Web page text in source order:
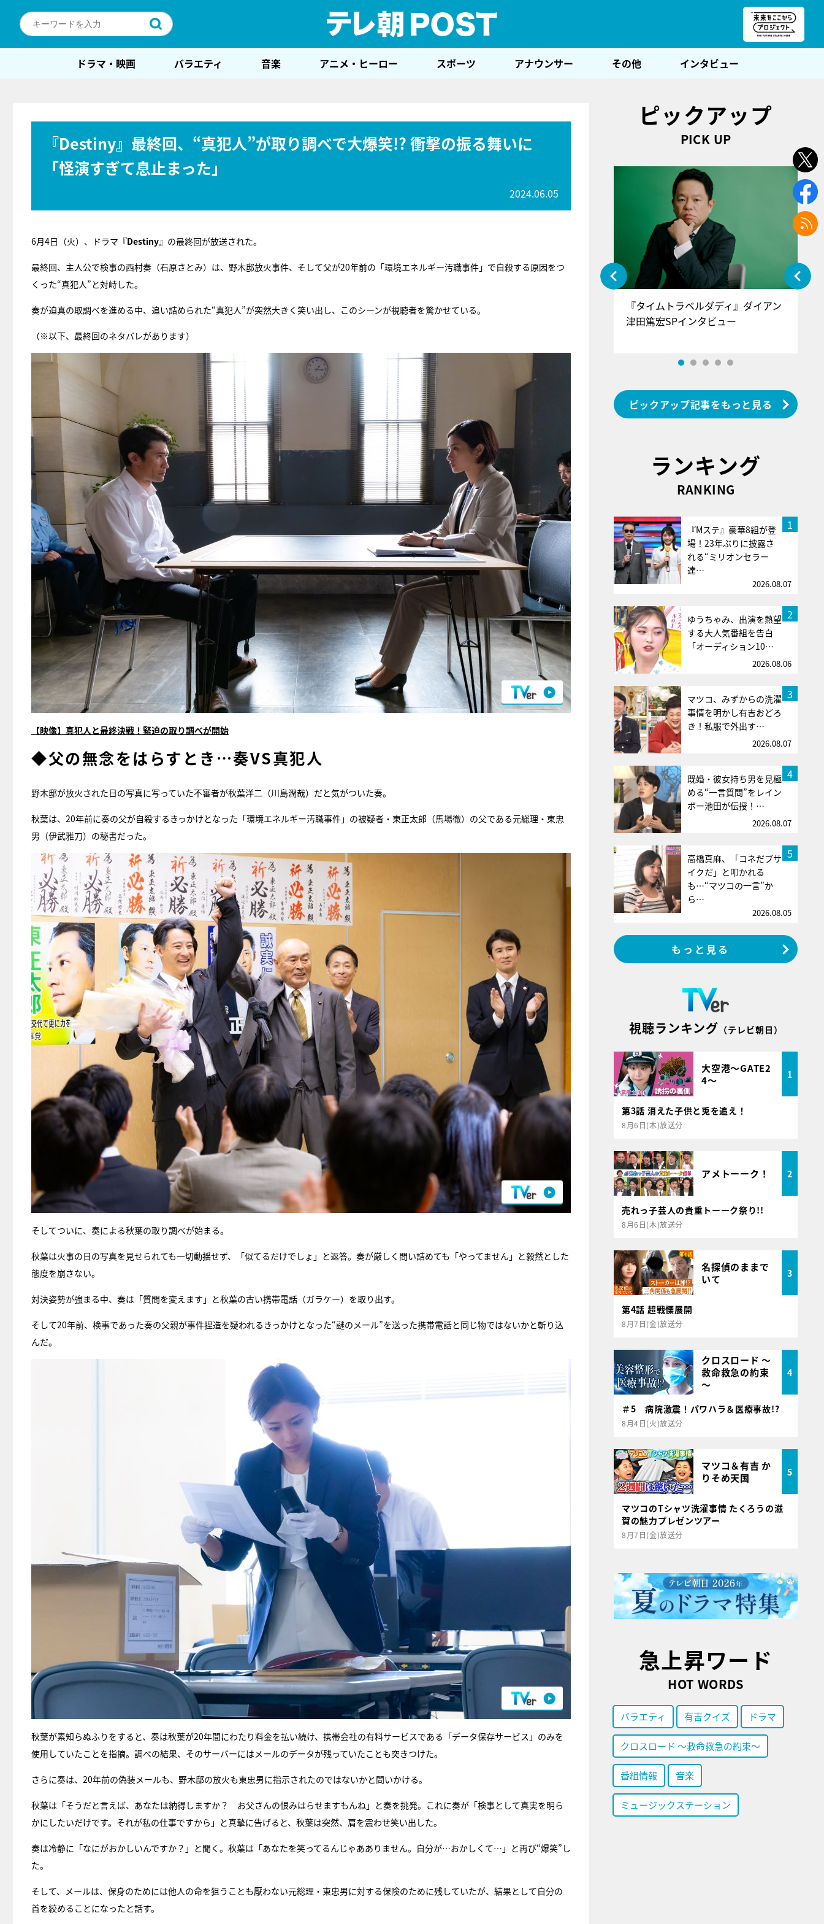
ドラマ・映画 バラエティ 音楽 アニメ・ヒーロー スポーツ アナウンサー その他 インタビュー
『Destiny』最終回、“真犯人”が取り調べで大爆笑!? 衝撃の振る舞いに
「怪演すぎて息止まった」
2024.06.05
6月4日（火）、ドラマ『Destiny』の最終回が放送された。
最終回、主人公で検事の西村奏（石原さとみ）は、野木邸放火事件、そして父が20年前の「環境エネルギー汚職事件」で自殺する原因をつ
くった“真犯人”と対峙した。
奏が迫真の取調べを進める中、追い詰められた“真犯人”が突然大きく笑い出し、このシーンが視聴者を驚かせている。
（※以下、最終回のネタバレがあります）
【映像】真犯人と最終決戦！緊迫の取り調べが開始
◆父の無念をはらすとき…奏VS真犯人
野木邸が放火された日の写真に写っていた不審者が秋葉洋二（川島潤哉）だと気がついた奏。
秋葉は、20年前に奏の父が自殺するきっかけとなった「環境エネルギー汚職事件」の被疑者・東正太郎（馬場徹）の父である元総理・東忠
男（伊武雅刀）の秘書だった。
そしてついに、奏による秋葉の取り調べが始まる。
秋葉は火事の日の写真を見せられても一切動揺せず、「似てるだけでしょ」と返答。奏が厳しく問い詰めても「やってません」と毅然とした
態度を崩さない。
対決姿勢が強まる中、奏は「質問を変えます」と秋葉の古い携帯電話（ガラケー）を取り出す。
そして20年前、検事であった奏の父親が事件捏造を疑われるきっかけとなった“謎のメール”を送った携帯電話と同じ物ではないかと斬り込
んだ。
秋葉が素知らぬふりをすると、奏は秋葉が20年間にわたり料金を払い続け、携帯会社の有料サービスである「データ保存サービス」のみを
使用していたことを指摘。調べの結果、そのサーバーにはメールのデータが残っていたことも突きつけた。
さらに奏は、20年前の偽装メールも、野木邸の放火も東忠男に指示されたのではないかと問いかける。
秋葉は「そうだと言えば、あなたは納得しますか？ お父さんの恨みはらせますもんね」と奏を挑発。これに奏が「検事として真実を明ら
かにしたいだけです。それが私の仕事ですから」と真摯に告げると、秋葉は突然、肩を震わせ笑い出した。
奏は冷静に「なにがおかしいんですか？」と聞く。秋葉は「あなたを笑ってるんじゃあありません。自分が…おかしくて…」と再び“爆笑”し
た。
そして、メールは、保身のためには他人の命を狙うことも厭わない元総理・東忠男に対する保険のために残していたが、結果として自分の
首を絞めることになったと話す。
ピックアップ
PICK UP
『アイ＝ラブ！げーみんぐ』＝LOV
『タイムトラベルダディ』ダイアン
津田篤宏SPインタビュー
ピックアップ記事をもっと見る
ランキング
RANKING
1
『Mステ』豪華8組が登
場！23年ぶりに披露さ
れる“ミリオンセラー
達…
2026.08.07
2
ゆうちゃみ、出演を熱望
する大人気番組を告白
「オーディション10…
2026.08.06
3
マツコ、みずからの洗濯
事情を明かし有吉おどろ
き！私服で外出す…
2026.08.07
4
既婚・彼女持ち男を見極
める“一言質問”をレイン
ボー池田が伝授！…
2026.08.07
5
高橋真麻、「コネだブサ
イクだ」と叩かれる
も…“マツコの一言”か
ら…
2026.08.05
もっと見る
視聴ランキング （テレビ朝日）
大空港～GATE2
4～
1
第3話 消えた子供と兎を追え！
8月6日(木)放送分
アメトーーク！ 2
売れっ子芸人の貴重トーーク祭り!!
8月6日(木)放送分
名探偵のままで
いて
3
第4話 超戦慄展開
8月7日(金)放送分
クロスロード ～
救命救急の約束
～
4
＃5 病院激震！パワハラ＆医療事故!?
8月4日(火)放送分
マツコ＆有吉 か
りそめ天国
5
マツコのTシャツ洗濯事情 たくろうの滋
賀の魅力プレゼンツアー
8月7日(金)放送分
急上昇ワード
HOT WORDS
バラエティ 有吉クイズ ドラマ
クロスロード ～救命救急の約束～
番組情報 音楽
ミュージックステーション